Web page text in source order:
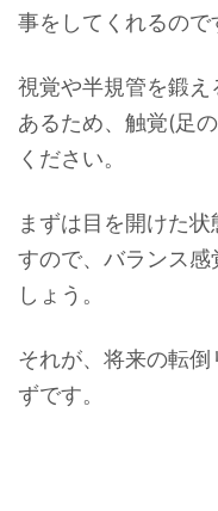
事をしてくれるので
視覚や半規管を鍛
あるため、触覚(足
ください。
まずは目を開けた
すので、バランス
しょう。
それが、将来の転
ずです。